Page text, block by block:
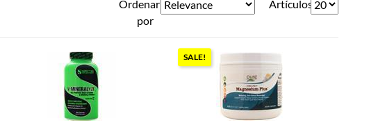
Ordenar
por
Artículos
SALE!